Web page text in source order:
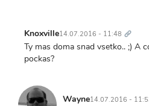
Knoxville14.07.2016 - 11:48 odkaz
Ty mas doma snad vsetko.. ;) A
pockas?
Wayne14.07.2016 -